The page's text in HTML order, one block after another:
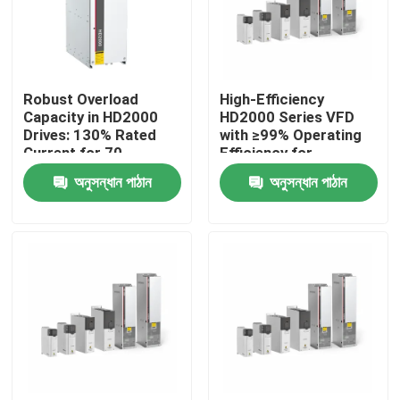
আমাদের সম্পর্কে
কারখানা পরিদর্শন
গুণমান নিয়ন্ত্রণ
একটি উদ্ধৃতি অনুরোধ করুন
Robust Overload
Capacity in HD2000
Drives: 130% Rated
Current for 70
Seconds
অনুসন্ধান পাঠান
High-Efficiency
HD2000 Series VFD
with ≥99% Operating
Efficiency for
Industrial Motor
Drives অনুসন্ধান পাঠান